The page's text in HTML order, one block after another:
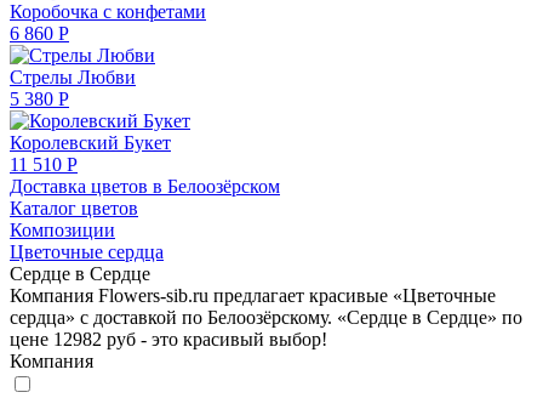
Коробочка с конфетами
6 860 Р
Стрелы Любви
5 380 Р
Королевский Букет
11 510 Р
Доставка цветов в Белоозёрском
Каталог цветов
Композиции
Цветочные сердца
Сердце в Сердце
Компания Flowers-sib.ru предлагает красивые «Цветочные
сердца» с доставкой по Белоозёрскому. «Сердце в Сердце» по
цене 12982 руб - это красивый выбор!
Компания